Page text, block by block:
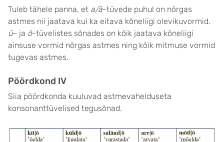
Tuleb tähele panna, et a/ā-tüvede puhul on nõrgas
astmes nii jaatava kui ka eitava kõneliigi olevikuvormid.
ū– ja õ-tüvelistes sõnades on kõik jaatava kõneliigi
ainsuse vormid nõrgas astmes ning kõik mitmuse vormid
tugevas astmes.
Pöördkond IV
Siia pöördkonda kuuluvad astmevahelduseta
konsonanttüvelised tegusõnad.